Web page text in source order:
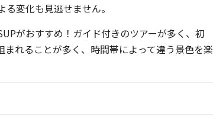
変化も見逃せません。
がおすすめ！ガイド付きのツアーが多く、初
れることが多く、時間帯によって違う景色を楽